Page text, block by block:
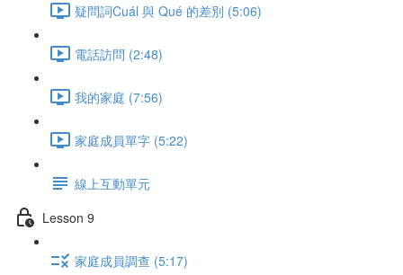
疑問詞Cuál 與 Qué 的差別 (5:06)
電話訪問 (2:48)
我的家庭 (7:56)
家庭成員單字 (5:22)
線上互動單元
Lesson 9
家庭成員調查 (5:17)